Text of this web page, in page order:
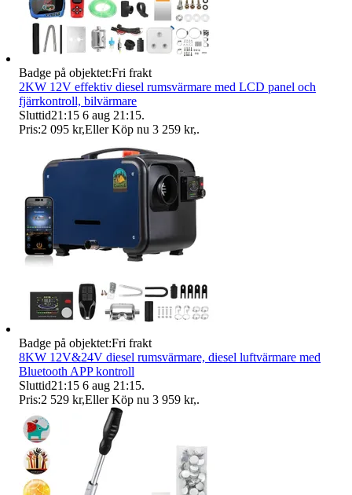
Badge på objektet:Fri frakt
2KW 12V effektiv diesel rumsvärmare med LCD panel och
fjärrkontroll, bilvärmare
Sluttid21:15 6 aug 21:15.
Pris:2 095 kr,Eller Köp nu 3 259 kr,.
Badge på objektet:Fri frakt
8KW 12V&24V diesel rumsvärmare, diesel luftvärmare med
Bluetooth APP kontroll
Sluttid21:15 6 aug 21:15.
Pris:2 529 kr,Eller Köp nu 3 959 kr,.